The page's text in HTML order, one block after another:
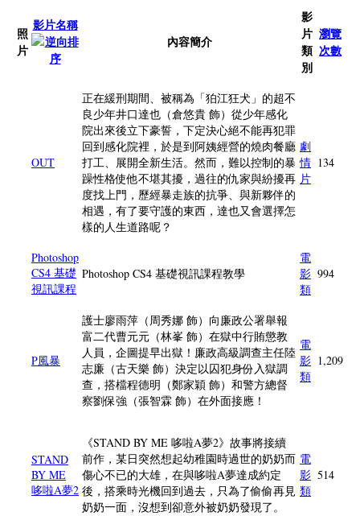
照
片
影片名稱
內容簡介
影
片
類
別
瀏覽
次數
OUT
正在緩刑期間、被稱為「狛江狂犬」的超不
良少年井口達也（倉悠貴 飾）從少年感化
院出來後立下豪誓，下定決心絕不能再犯罪
回到感化院裡，於是到阿姨經營的燒肉餐廳
打工、展開全新生活。然而，難以控制的暴
躁性格使他不堪其擾，過往的仇家與紛擾再
度找上門，歷經暴走族的抗爭、與新夥伴的
相遇，有了要守護的東西，達也又會選擇怎
樣的人生道路呢？
劇
情
片
134
Photoshop
CS4 基礎
視訊課程
Photoshop CS4 基礎視訊課程教學
電
影
類
994
P風暴
護士廖雨萍（周秀娜 飾）向廉政公署舉報
富二代曹元元（林峯 飾）在獄中行賄懲教
人員，企圖提早出獄！廉政高級調查主任陸
志廉（古天樂 飾）決定以囚犯身份入獄調
查，搭檔程德明（鄭家穎 飾）和警方總督
察劉保強（張智霖 飾）在外面接應！
電
影
類
1,209
STAND
BY ME
哆啦A夢2
《STAND BY ME 哆啦A夢2》故事將接續
前作，某日突然想起幼稚園時過世的奶奶而
傷心不已的大雄，在與哆啦A夢達成約定
後，搭乘時光機回到過去，只為了偷偷再見
奶奶一面，沒想到卻意外被奶奶發現了。
電
影
類
514